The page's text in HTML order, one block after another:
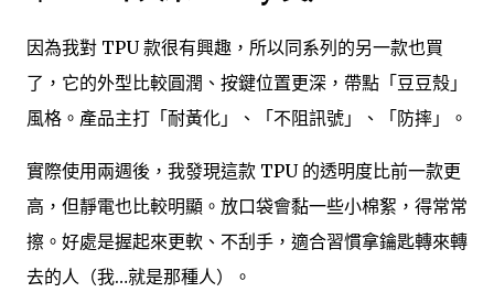
因為我對 TPU 款很有興趣，所以同系列的另一款也買
了，它的外型比較圓潤、按鍵位置更深，帶點「豆豆殼」
風格。產品主打「耐黃化」、「不阻訊號」、「防摔」。
實際使用兩週後，我發現這款 TPU 的透明度比前一款更
高，但靜電也比較明顯。放口袋會黏一些小棉絮，得常常
擦。好處是握起來更軟、不刮手，適合習慣拿鑰匙轉來轉
去的人（我…就是那種人）。